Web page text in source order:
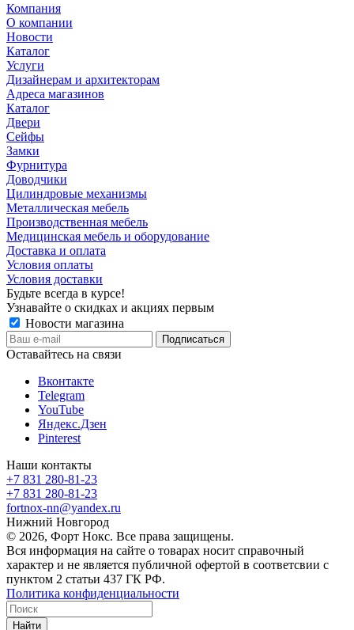
Компания
О компании
Новости
Каталог
Услуги
Дизайнерам и архитекторам
Адреса магазинов
Каталог
Двери
Сейфы
Замки
Фурнитура
Доводчики
Цилиндровые механизмы
Металлическая мебель
Производственная мебель
Медицинская мебель и оборудование
Доставка и оплата
Условия оплаты
Условия доставки
Будьте всегда в курсе!
Узнавайте о скидках и акциях первым
Новости магазина
Оставайтесь на связи
Вконтакте
Telegram
YouTube
Яндекс.Дзен
Pinterest
Наши контакты
+7 831 280-81-23
+7 831 280-81-23
fortnox-nn@yandex.ru
Нижний Новгород
© 2026, Форт Нокс. Все права защищены.
Вся информация на сайте о товарах носит справочный
характер и не является публичной офертой в соответсвии с
пунктом 2 статьи 437 ГК РФ.
Политика конфиденциальности
Найти